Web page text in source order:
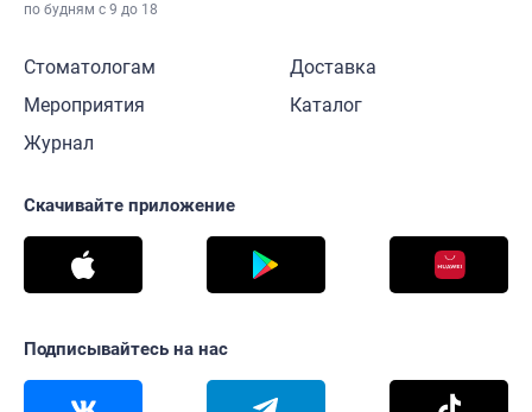
по будням с 9 до 18
Стоматологам
Мероприятия
Журнал
Доставка
Каталог
Скачивайте приложение
Подписывайтесь на нас